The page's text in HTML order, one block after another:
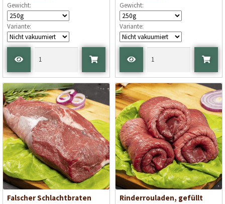
Gewicht:
Variante:
Gewicht:
Variante:
Falscher Schlachtbraten
Rinderrouladen, gefüllt